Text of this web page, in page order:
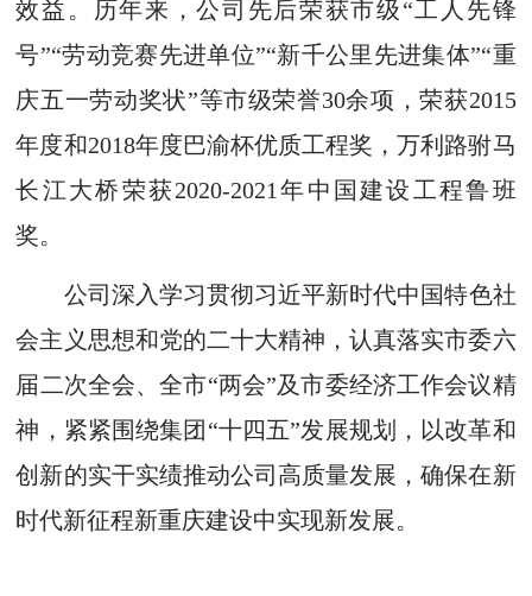
效益。历年来，公司先后荣获市级“工人先锋
号”“劳动竞赛先进单位”“新千公里先进集体”“重
庆五一劳动奖状”等市级荣誉30余项，荣获2015
年度和2018年度巴渝杯优质工程奖，万利路驸马
长江大桥荣获2020-2021年中国建设工程鲁班
奖。
公司深入学习贯彻习近平新时代中国特色社
会主义思想和党的二十大精神，认真落实市委六
届二次全会、全市“两会”及市委经济工作会议精
神，紧紧围绕集团“十四五”发展规划，以改革和
创新的实干实绩推动公司高质量发展，确保在新
时代新征程新重庆建设中实现新发展。